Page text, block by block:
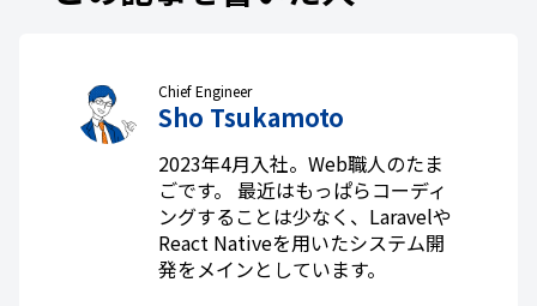
Chief Engineer
Sho Tsukamoto
2023年4月入社。Web職人のたま
ごです。 最近はもっぱらコーディ
ングすることは少なく、Laravelや
React Nativeを用いたシステム開
発をメインとしています。